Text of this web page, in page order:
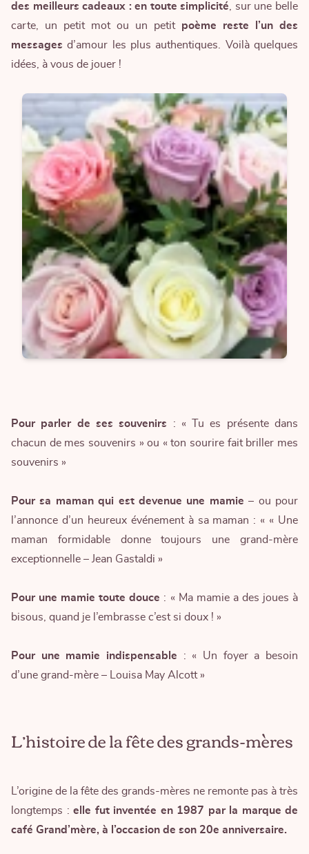
des meilleurs cadeaux : en toute simplicité , sur une belle
carte, un petit mot ou un petit poème reste l’un des
messages d’amour les plus authentiques. Voilà quelques
idées, à vous de jouer !
Pour parler de ses souvenirs : « Tu es présente dans
chacun de mes souvenirs » ou « ton sourire fait briller mes
souvenirs »
Pour sa maman qui est devenue une mamie – ou pour
l’annonce d’un heureux événement à sa maman : « « Une
maman formidable donne toujours une grand-mère
exceptionnelle – Jean Gastaldi »
Pour une mamie toute douce : « Ma mamie a des joues à
bisous, quand je l’embrasse c’est si doux ! »
Pour une mamie indispensable : « Un foyer a besoin
d’une grand-mère – Louisa May Alcott »
L’histoire de la fête des grands-mères
L’origine de la fête des grands-mères ne remonte pas à très
longtemps : elle fut inventée en 1987 par la marque de
café Grand’mère, à l’occasion de son 20e anniversaire.